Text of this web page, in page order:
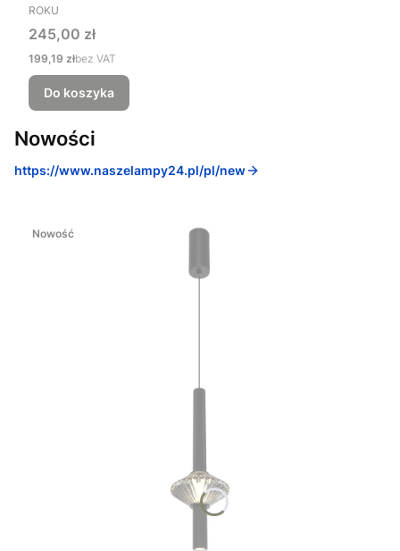
ROKU
Cena
245,00 zł
Cena
199,19 złbez VAT
Do koszyka
Nowości
https://www.naszelampy24.pl/pl/new
Nowość